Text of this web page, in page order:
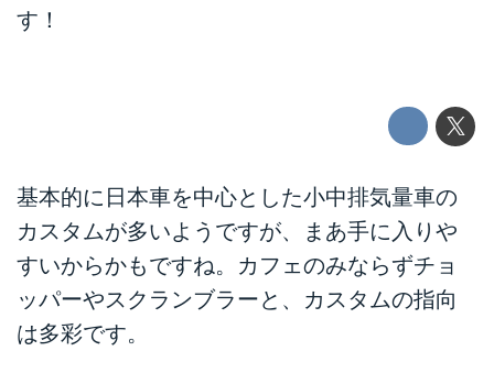
す！
基本的に日本車を中心とした小中排気量車の
カスタムが多いようですが、まあ手に入りや
すいからかもですね。カフェのみならずチョ
ッパーやスクランブラーと、カスタムの指向
は多彩です。